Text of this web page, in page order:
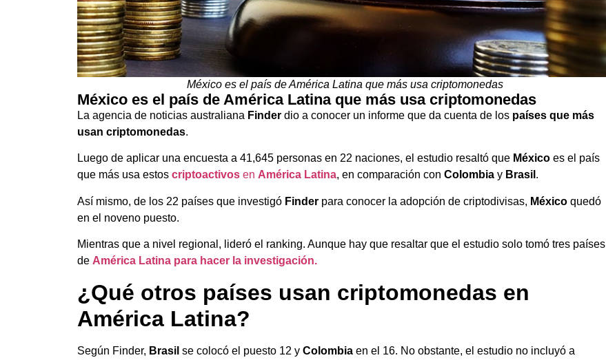
México es el país de América Latina que más usa criptomonedas
México es el país de América Latina que más usa criptomonedas
La agencia de noticias australiana Finder dio a conocer un informe que da cuenta de los países que más
usan criptomonedas.
Luego de aplicar una encuesta a 41,645 personas en 22 naciones, el estudio resaltó que México es el país
que más usa estos criptoactivos en América Latina, en comparación con Colombia y Brasil .
Así mismo, de los 22 países que investigó Finder para conocer la adopción de criptodivisas, México quedó
en el noveno puesto.
Mientras que a nivel regional, lideró el ranking. Aunque hay que resaltar que el estudio solo tomó tres países
de América Latina para hacer la investigación.
¿Qué otros países usan criptomonedas en
América Latina?
Según Finder, Brasil se colocó el puesto 12 y Colombia en el 16. No obstante, el estudio no incluyó a